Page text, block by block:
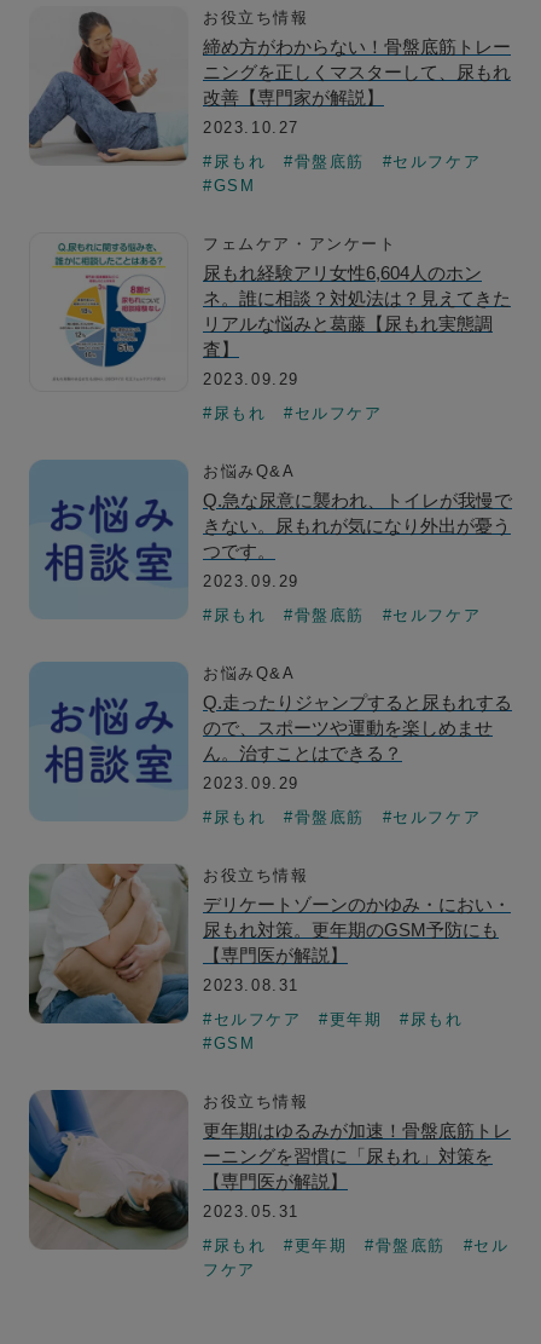
お役立ち情報
締め方がわからない！骨盤底筋トレー
ニングを正しくマスターして、尿もれ
改善【専門家が解説】
2023.10.27
#尿もれ
#骨盤底筋
#セルフケア
#GSM
フェムケア・アンケート
尿もれ経験アリ女性6,604人のホン
ネ。誰に相談？対処法は？見えてきた
リアルな悩みと葛藤【尿もれ実態調
査】
2023.09.29
#尿もれ
#セルフケア
お悩みQ&A
Q.急な尿意に襲われ、トイレが我慢で
きない。尿もれが気になり外出が憂う
つです。
2023.09.29
#尿もれ
#骨盤底筋 #セルフケア
お悩みQ&A
Q.走ったりジャンプすると尿もれする
ので、スポーツや運動を楽しめませ
ん。治すことはできる？
2023.09.29
#尿もれ
#骨盤底筋 #セルフケア
お役立ち情報
デリケートゾーンのかゆみ・におい・
尿もれ対策。更年期のGSM予防にも
【専門医が解説】
2023.08.31
#セルフケア
#更年期
#尿もれ
#GSM
お役立ち情報
更年期はゆるみが加速！骨盤底筋トレ
ーニングを習慣に「尿もれ」対策を
【専門医が解説】
2023.05.31
#尿もれ
#更年期 #骨盤底筋
#セル
フケア